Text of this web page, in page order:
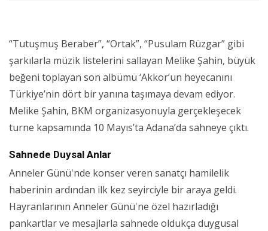
“Tutuşmuş Beraber”, “Ortak”, “Pusulam Rüzgar” gibi
şarkılarla müzik listelerini sallayan Melike Şahin, büyük
beğeni toplayan son albümü ‘Akkor’un heyecanını
Türkiye’nin dört bir yanına taşımaya devam ediyor.
Melike Şahin, BKM organizasyonuyla gerçekleşecek
turne kapsamında 10 Mayıs’ta Adana’da sahneye çıktı.
Sahnede Duysal Anlar
Anneler Günü'nde konser veren sanatçı hamilelik
haberinin ardından ilk kez seyirciyle bir araya geldi.
Hayranlarının Anneler Günü'ne özel hazırladığı
pankartlar ve mesajlarla sahnede oldukça duygusal